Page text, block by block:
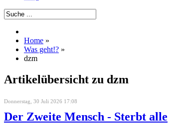
Home »
Was geht!? »
dzm
Artikelübersicht zu dzm
Donnerstag, 30 Juli 2026 17:08
Der Zweite Mensch - Sterbt alle